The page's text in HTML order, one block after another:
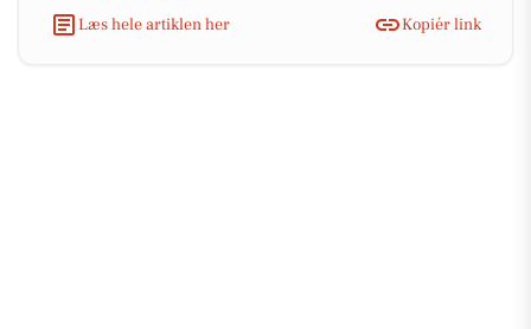
Læs hele artiklen her
Kopiér link